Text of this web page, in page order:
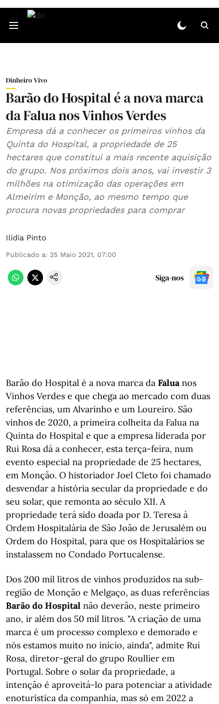
Dinheiro Vivo
Barão do Hospital é a nova marca
da Falua nos Vinhos Verdes
Empresa dá a conhecer os primeiros vinhos da
Quinta do Hospital, a propriedade de 25
hectares que constitui a mais recente aquisição
do grupo. Nos próximos dois anos, vai investir 3
milhões na otimização das operações em
Almeirim e Monção, ao mesmo tempo que
procura novas propriedades para comprar
Ilídia Pinto
Publicado a: 25 Maio 2021, 07:00
Siga-nos
Barão do Hospital é a nova marca da Faluanos
Vinhos Verdes e que chega ao mercado com duas
referências, um Alvarinho e um Loureiro. São
vinhos de 2020, a primeira colheita da Falua na
Quinta do Hospital e que a empresa liderada por
Rui Rosa dá a conhecer, esta terça-feira, num
evento especial na propriedade de 25 hectares,
em Monção. O historiador Joel Cleto foi chamado
desvendar a história secular da propriedade e do
seu solar, que remonta ao século XII. A
propriedade terá sido doada por D. Teresa à
Ordem Hospitalária de São João de Jerusalém ou
Ordem do Hospital, para que os Hospitalários se
instalassem no Condado Portucalense.
Dos 200 mil litros de vinhos produzidos na sub-
região de Monção e Melgaço, as duas referências
Barão do Hospital não deverão, neste primeiro
ano, ir além dos 50 mil litros. "A criação de uma
marca é um processo complexo e demorado e
nós estamos muito no início, ainda", admite Rui
Rosa, diretor-geral do grupo Roullier em
Portugal. Sobre o solar da propriedade, a
intenção é aproveitá-lo para potenciar a atividade
enoturística da companhia, mas só em 2022 a